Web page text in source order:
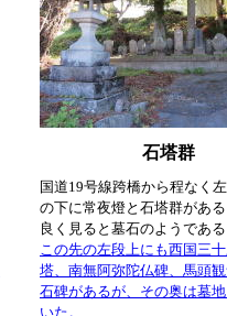
石塔群
国道19号線跨橋から程なく
の下に常夜燈と石塔群があ
良く見ると墓石のようであ
この先の左段上にも西国三
塔、南無阿弥陀仏碑、馬頭
石碑があるが、その奥は墓
いた。